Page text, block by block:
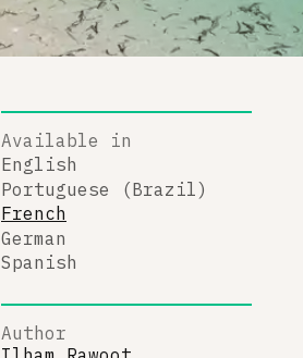
Available in
English
Portuguese (Brazil)
French
German
Spanish
Author